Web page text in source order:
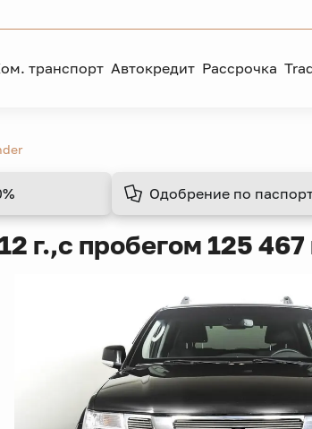
транспорт Автокредит Рассрочка
Одобрение по
г.,с пробегом 125